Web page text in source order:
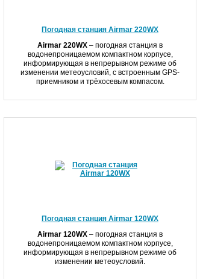
Погодная станция Airmar 220WX
Airmar 220WX – погодная станция в
водонепроницаемом компактном корпусе,
информирующая в непрерывном режиме об
изменении метеоусловий, с встроенным GPS-
приемником и трёхосевым компасом.
Погодная станция Airmar 120WX
Airmar 120WX – погодная станция в
водонепроницаемом компактном корпусе,
информирующая в непрерывном режиме об
изменении метеоусловий.